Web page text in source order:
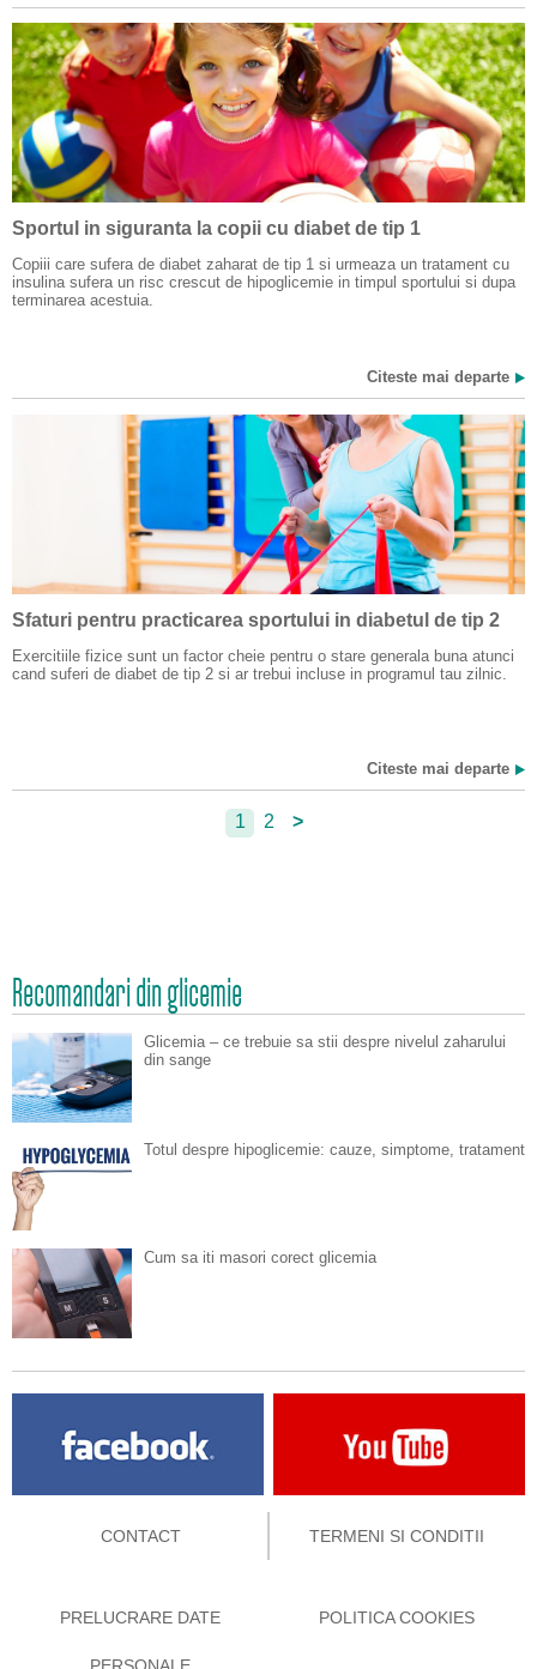
Sportul in siguranta la copii cu diabet de tip 1
Copiii care sufera de diabet zaharat de tip 1 si urmeaza un tratament cu
insulina sufera un risc crescut de hipoglicemie in timpul sportului si dupa
terminarea acestuia.
Citeste mai departe
Sfaturi pentru practicarea sportului in diabetul de tip 2
Exercitiile fizice sunt un factor cheie pentru o stare generala buna atunci
cand suferi de diabet de tip 2 si ar trebui incluse in programul tau zilnic.
Citeste mai departe
1 2 >
Recomandari din glicemie
Glicemia – ce trebuie sa stii despre nivelul zaharului
din sange
Totul despre hipoglicemie: cauze, simptome, tratament
Cum sa iti masori corect glicemia
CONTACT TERMENI SI CONDITII
PRELUCRARE DATE
PERSONALE
POLITICA COOKIES